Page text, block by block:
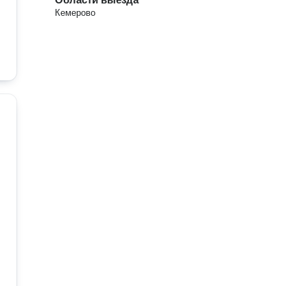
Кемерово